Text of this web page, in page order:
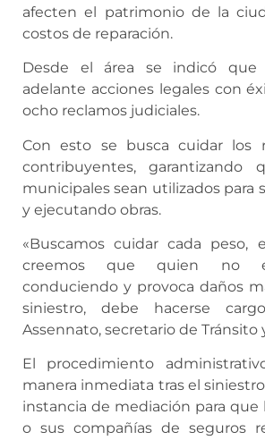
afecten el patrimonio de la
costos de reparación.
Desde el área se indicó que
adelante acciones legales con
ocho reclamos judiciales.
Con esto se busca cuidar los
contribuyentes, garantizando
municipales sean utilizados para
y ejecutando obras.
«Buscamos cuidar cada peso,
creemos que quien no
conduciendo y provoca daños
siniestro, debe hacerse
Assennato, secretario de Tránsito
El procedimiento
manera inmediata tras el
instancia de mediación para que
o sus compañías de seguros